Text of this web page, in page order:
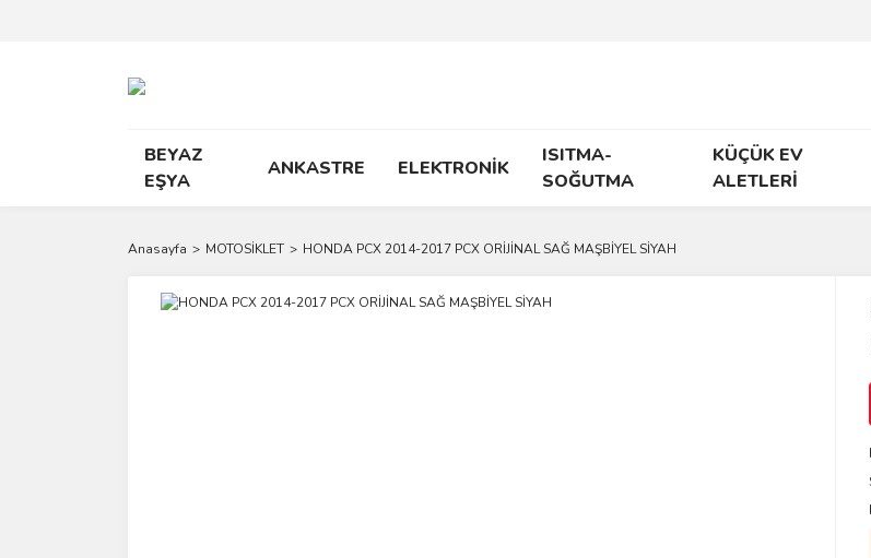
BEYAZ
EŞYA
ANKASTRE ELEKTRONİK
ISITMA-
SOĞUTMA
KÜÇÜK EV
ALETLERİ
Anasayfa MOTOSİKLET HONDA PCX 2014-2017 PCX ORİJİNAL SAĞ MAŞBİYEL SİYAH